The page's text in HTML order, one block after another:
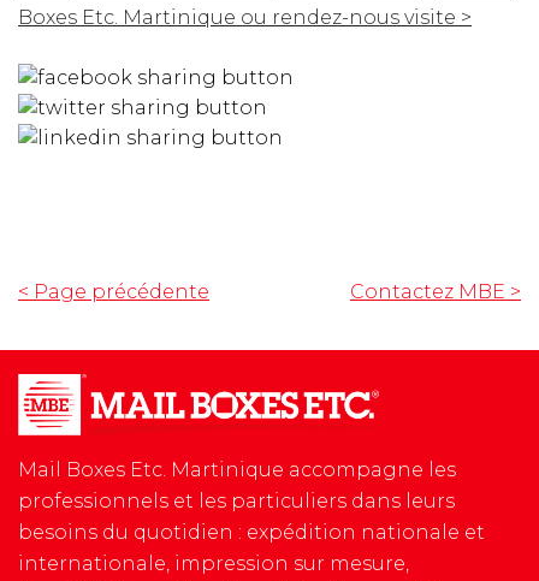
Boxes Etc. Martinique ou rendez-nous visite >
< Page précédente Contactez MBE >
Mail Boxes Etc. Martinique accompagne les
professionnels et les particuliers dans leurs
besoins du quotidien : expédition nationale et
internationale, impression sur mesure,